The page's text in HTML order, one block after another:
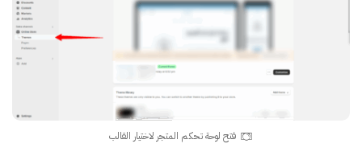
فتح لوحة تحكم المتجر لاختيار القالب